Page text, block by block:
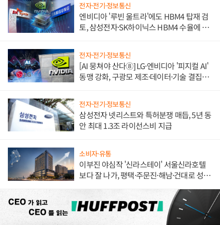
전자·전기·정보통신
엔비디아 '루빈 울트라'에도 HBM4 탑재 검
토, 삼성전자·SK하이닉스 HBM4 수율에 주
전자·전기·정보통신
[AI 뭉쳐야 산다⑧] LG·엔비디아 '피지컬 AI'
동맹 강화, 구광모 제조·데이터·기술 결집
전자·전기·정보통신
삼성전자 넷리스트와 특허분쟁 매듭, 5년 동
안 최대 1.3조 라이선스비 지급
소비자·유통
이부진 야심작 '신라스테이' 서울신라호텔
보다 잘 나가, 평택·주문진·해남·건대로 성